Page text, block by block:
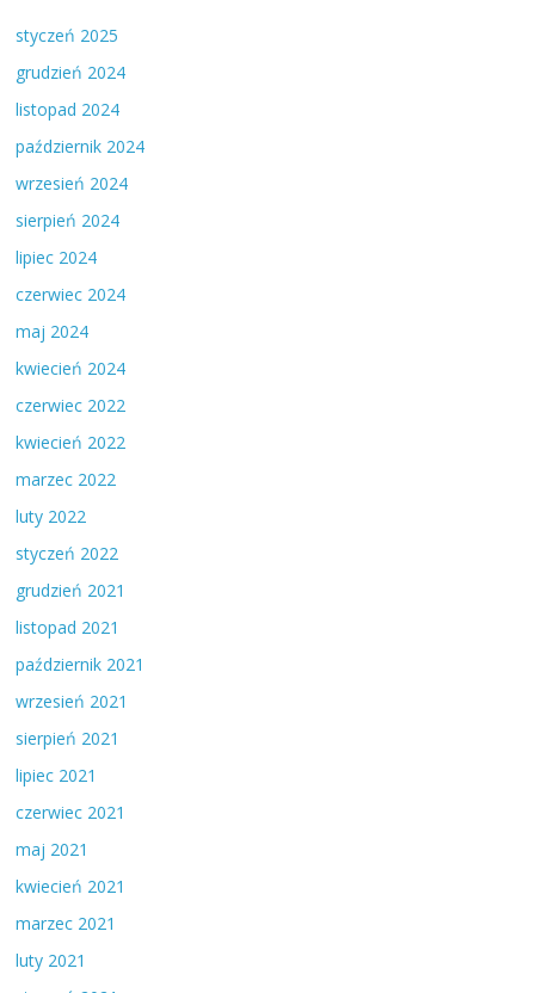
styczeń 2025
grudzień 2024
listopad 2024
październik 2024
wrzesień 2024
sierpień 2024
lipiec 2024
czerwiec 2024
maj 2024
kwiecień 2024
czerwiec 2022
kwiecień 2022
marzec 2022
luty 2022
styczeń 2022
grudzień 2021
listopad 2021
październik 2021
wrzesień 2021
sierpień 2021
lipiec 2021
czerwiec 2021
maj 2021
kwiecień 2021
marzec 2021
luty 2021